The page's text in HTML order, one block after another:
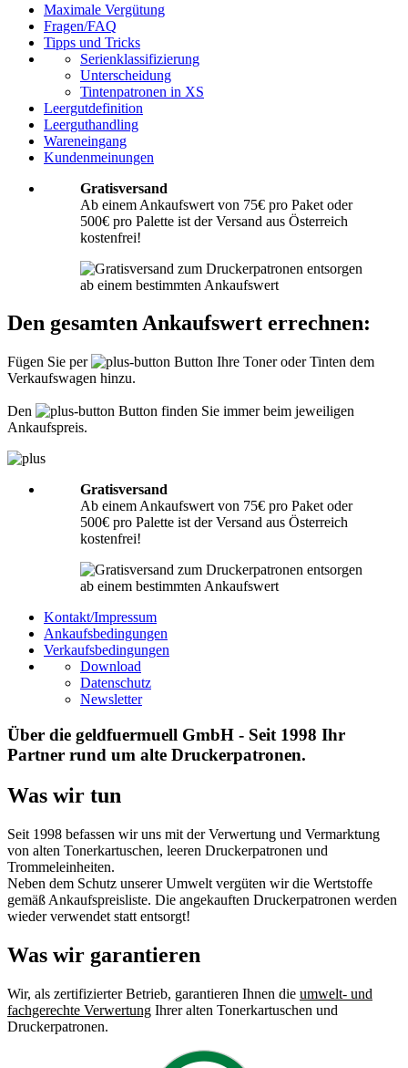
Ein kostenfreier Versand aus Österreich (per Paketmarke oder Abholung) ist
erst ab einem Ankaufswert von 75,00€ pro Paket bzw. 500,00€ pro Palette
möglich. Unter diesen Werten belaufen sich die Rücksendekosten auf 10,71€
pro Paket bzw. 119,00€ pro Palette (inkl. MwSt.). Diese werden vom
eingesandten Ankaufswert abgezogen. Falls Sie die o. g. Werte nicht
erreichen, empfehlen wir Ihnen den Versand auf eigene Kosten! Unter
Versand können Sie den Versandablauf beginnen.
Wie muss ich die Kartuschen und Patronen verpacken?
sich um hochempfindliche Konstruktionen. Daher ist es wichtig, dass Sie für
eine sichere Transportverpackung sorgen. Die Verpackung muss den Inhalt
der Sendung gegen Beanspruchungen, denen sie normalerweise während des
Versandes ausgesetzt ist (z.B. durch Druck, Stoß, Fall oder Vibration) sicher
Informationen hierzu finden Sie unter Richtig packen.
Bitte legen Sie Ihrer Lieferung immer den
Angaben bei: Firmenname, Ansprechpartner, Adresse, Telefon- und
Faxnummer, Email-Adresse und Steuernummer. Falls Sie als Privatperson
senden, benötigen wir nur Ihren Namen, Adresse, Telefonnummer und
Tinten ist nicht erforderlich.
Maximale Vergütung
Fragen/FAQ
Tipps und Tricks
Serienklassifizierung
Unterscheidung
Tintenpatronen in XS
Leergutdefinition
Leerguthandling
Wareneingang
Kundenmeinungen
Gratisversand
Ab einem Ankaufswert von 75€ pro Paket oder
500€ pro Palette ist der Versand aus Österreich
kostenfrei!
Den gesamten Ankaufswert errechnen:
Fügen Sie per
Button Ihre Toner oder Tinten dem
Verkaufswagen hinzu.
Den
Button finden Sie immer beim jeweiligen
Ankaufspreis.
Gratisversand
Ab einem Ankaufswert von 75€ pro Paket oder
500€ pro Palette ist der Versand aus Österreich
kostenfrei!
Kontakt/Impressum
Ankaufsbedingungen
Verkaufsbedingungen
Download
Datenschutz
Newsletter
Über die geldfuermuell GmbH - Seit 1998 Ihr
Partner rund um alte Druckerpatronen.
Was wir tun
Seit 1998 befassen wir uns mit der Verwertung und Vermarktung
von alten Tonerkartuschen, leeren Druckerpatronen und
Trommeleinheiten.
Neben dem Schutz unserer Umwelt vergüten wir die Wertstoffe
gemäß Ankaufspreisliste. Die angekauften Druckerpatronen werden
wieder verwendet statt entsorgt!
Was wir garantieren
Wir, als zertifizierter Betrieb, garantieren Ihnen die umwelt- und
fachgerechte Verwertung Ihrer alten Tonerkartuschen und
Druckerpatronen.